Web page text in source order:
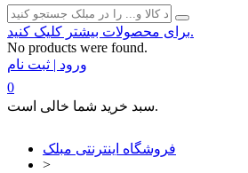
برای محصولات بیشتر کلیک کنید.
No products were found.
ورود | ثبت نام
0
سبد خرید شما خالی است.
فروشگاه اینترنتی مبلک
>